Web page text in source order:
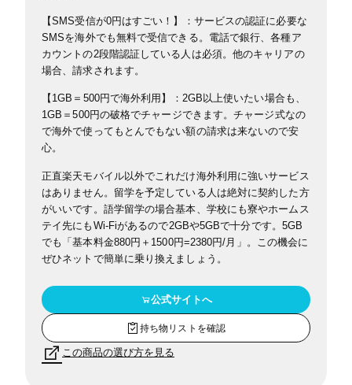
【SMS受信が0円はすごい！】：サービスの認証に必要な
SMSを海外でも無料で受信できる。電話で銀行、各種ア
カウントの2段階認証している人は必須。他のキャリアの
場合、請求されます。
【1GB＝500円で海外利用】：2GB以上使いたい場合も、
1GB＝500円の破格でチャージできます。チャージ式なの
で海外で使ってもとんでもない額の請求は来ないので安
心。
正直楽天モバイル以外でこれだけ海外利用に強いサービス
はありません。留学を予定している人は絶対に契約した方
がいいです。語学留学の場合基本、学校にも寮やホームス
テイ先にもWi-Fiがあるので2GBや5GBで十分です。 5GB
でも「基本料金880円＋1500円=2380円/月」。この機会に
ぜひネットで簡単に乗り換えましょう。
公式サイトへ
持ち物リストを確認
この商品の選び方を見る